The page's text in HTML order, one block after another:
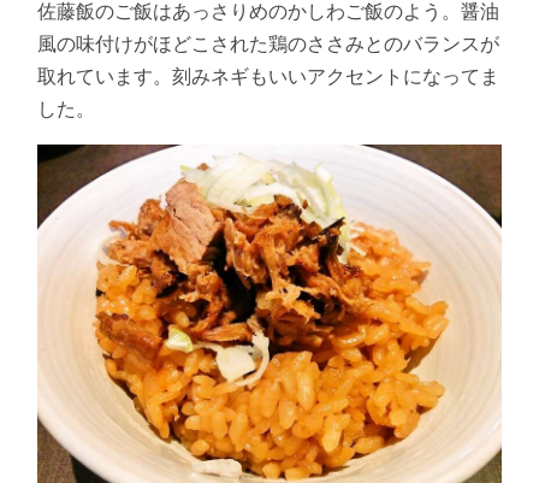
佐藤飯のご飯はあっさりめのかしわご飯のよう。醤油
風の味付けがほどこされた鶏のささみとのバランスが
取れています。刻みネギもいいアクセントになってま
した。